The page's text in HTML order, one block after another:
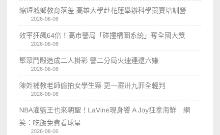
縮短城鄉教育落差 高雄大學赴花蓮舉辦科學競賽培訓營
2026-08-06
效率狂飆64倍！高市警局「碰撞構圖系統」奪全國大獎
2026-08-06
聚眾鬥毆造成二人掛彩 警二分局火速連逮六嫌
2026-08-06
陳姓補教老師偷拍女學生案 更一審卅九罪全輕判
2026-08-06
NBA灌籃王也來朝聖！LaVine現身饗 A Joy狂拿海鮮 網
笑：吃飯免費看球星
2026-08-06